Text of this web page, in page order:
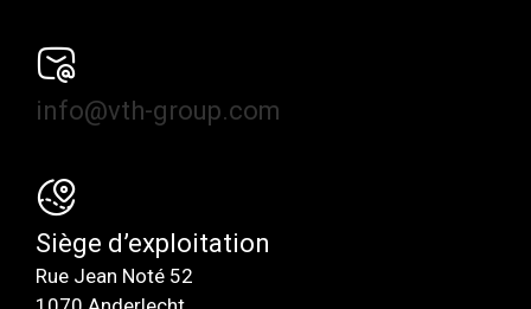
info@vth-group.com
Siège d’exploitation
Rue Jean Noté 52